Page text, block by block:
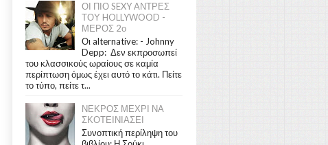
ΟΙ ΠΙΟ SEXY ΑΝΤΡΕΣ
ΤΟΥ HOLLYWOOD -
ΜΕΡΟΣ 2ο
Οι alternative: - Johnny
Depp: Δεν εκπροσωπεί
του κλασσικούς ωραίους σε καμία
περίπτωση όμως έχει αυτό το κάτι. Πείτε
το τύπο, πείτε τ...
ΝΕΚΡΟΣ ΜΕΧΡΙ ΝΑ
ΣΚΟΤΕΙΝΙΑΣΕΙ
Συνοπτική περίληψη του